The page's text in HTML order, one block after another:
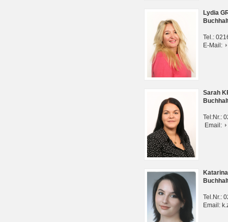
Lydia
Tel.:
E-Mail:
Sarah
Tel:Nr.:
Email:
Tel.Nr.:
Email: